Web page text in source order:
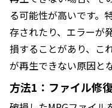
る可能性が高いです。
存されたり、エラーが
損することがあり、こ
が再生できない原因と
方法1：ファイル修